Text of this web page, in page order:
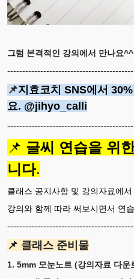
그럼 본격적인 강의에서 만나요^^
📌지효코치 SNS에서
요. @jihyo_calli
📌 글씨 연습을 위
니다.
클래스 공지사항 및 강의자료에
강의와 함께 따라 써보시면서 연
📌 클래스 준비물
1. 5mm 모눈노트 (강의자료 다운